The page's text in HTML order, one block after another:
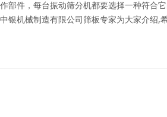
部件，每台振动筛分机都要选择一种符合
银机械制造有限公司筛板专家为大家介绍,